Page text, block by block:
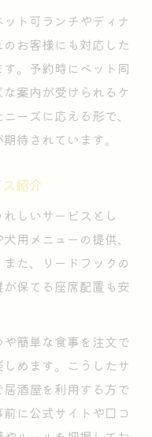
ち寄れる居酒屋
る麻生区の魅力
ンチ充実案内
ト可居酒屋ランチ
うれしいサービス
酒屋の違いを解説
ト可ランチやディナ
お客様にも対応した
。予約時にペット同
案内が受けられるケ
ーズに応える形で、
待されています。
紹介
しいサービスとし
用メニューの提供、
た、リードフックの
保てる座席配置も安
簡単な食事を注文で
めます。こうしたサ
酒屋を利用する方で
に公式サイトや口コ